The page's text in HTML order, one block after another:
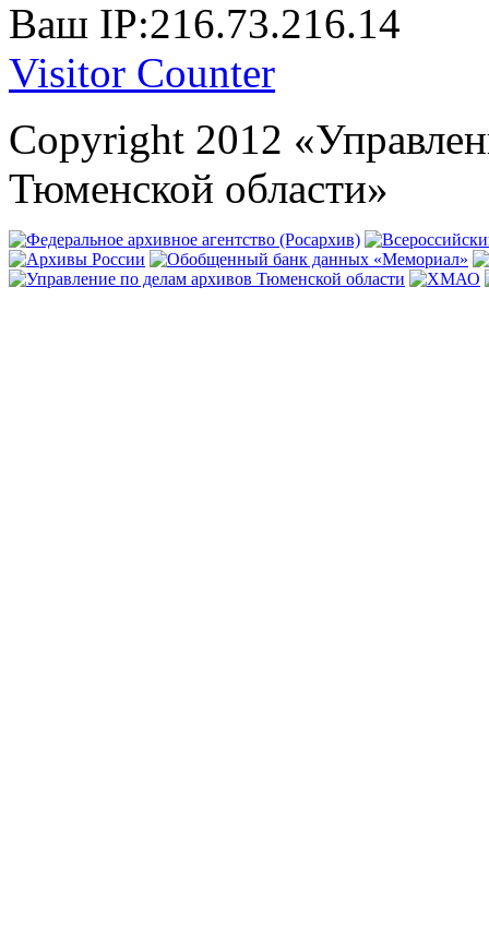
Ваш IP:216.73.216.14
Visitor Counter
Copyright 2012
Тюменской области»